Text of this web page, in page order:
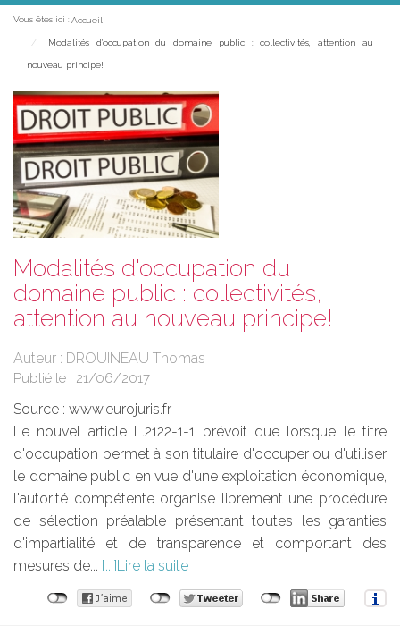
le
Vous êtes ici : Accueil
Modalités d'occupation du domaine public : collectivités, attention au
nouveau principe!
Modalités d'occupation du
domaine public : collectivités,
attention au nouveau principe!
Auteur : DROUINEAU Thomas
Publié le : 21/06/2017
Source : www.eurojuris.fr
Le nouvel article L.2122-1-1 prévoit que lorsque le titre
d'occupation permet à son titulaire d'occuper ou d'utiliser
le domaine public en vue d'une exploitation économique,
l'autorité compétente organise librement une procédure
de sélection préalable présentant toutes les garanties
d'impartialité et de transparence et comportant des
mesures de...
Lire la suite